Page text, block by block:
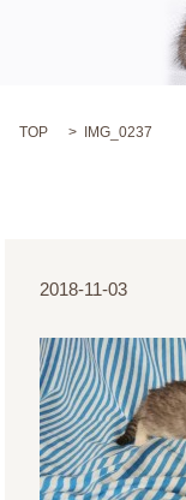
TOP IMG_0237
2018-11-03